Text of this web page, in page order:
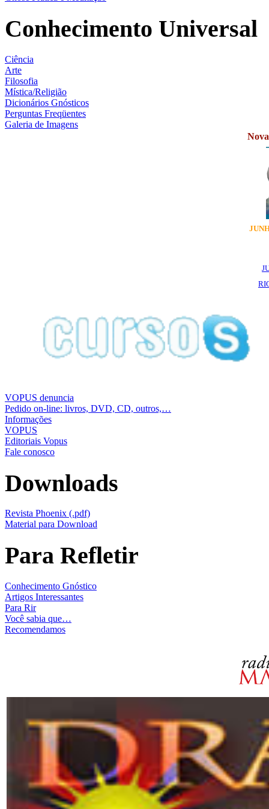
Conhecimento Universal
Ciência
Arte
Filosofia
Mística/Religião
Dicionários Gnósticos
Perguntas Freqüentes
Galeria de Imagens
VOPUS denuncia
Pedido on-line: livros, DVD, CD, outros,…
Informações
VOPUS
Editoriais Vopus
Fale conosco
Downloads
Revista Phoenix (.pdf)
Material para Download
Para Refletir
Conhecimento Gnóstico
Artigos Interessantes
Para Rir
Você sabia que…
Recomendamos